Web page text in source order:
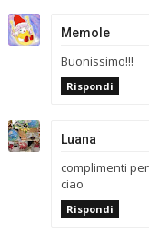
Memole
Buonissimo!!!
Rispondi
Luana
complimenti
ciao
Rispondi